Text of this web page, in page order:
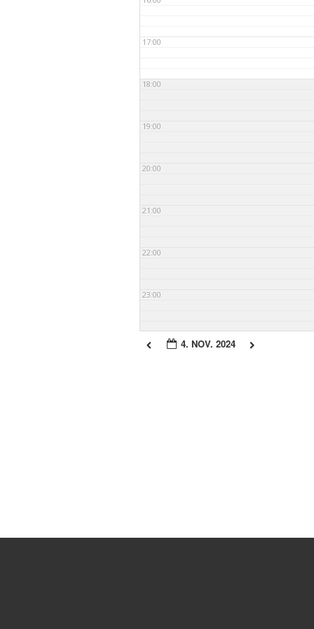
17:00
18:00
19:00
20:00
21:00
22:00
23:00
4. NOV. 2024